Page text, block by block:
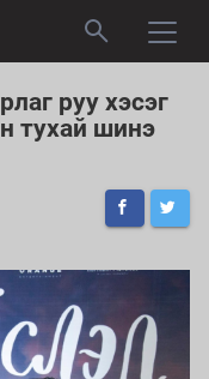
руу хэсэг
тухай шинэ